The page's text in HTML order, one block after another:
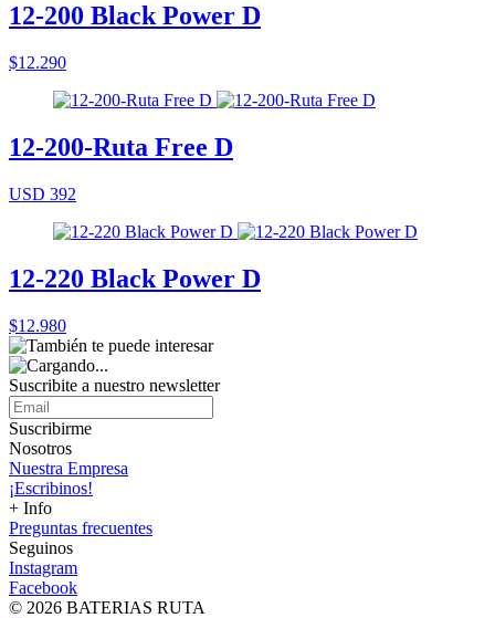
12-200 Black Power D
$12.290
12-200-Ruta Free D
USD 392
12-220 Black Power D
$12.980
Suscribite a nuestro newsletter
Suscribirme
Nosotros
Nuestra Empresa
¡Escribinos!
+ Info
Preguntas frecuentes
Seguinos
Instagram
Facebook
© 2026 BATERIAS RUTA